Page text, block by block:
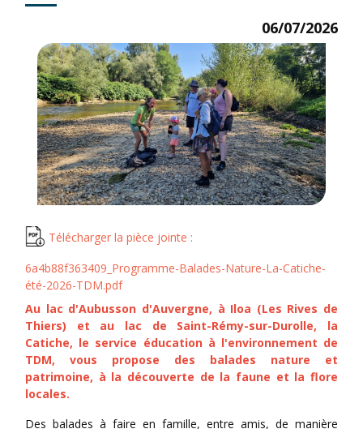
06/07/2026
Télécharger la pièce jointe :
6a4b88f363409_Programme-Balades-Nature-La-Catiche-
été-2026-TDM.pdf
Au lac d'Aubusson d'Auvergne, à Iloa (Les Rives de
Thiers) et au lac de Saint-Rémy-sur-Durolle, la
Catiche, le service éducation à l'environnement de
TDM, vous propose des balades nature et
patrimoine, à la découverte de la faune et la flore
locales.
Des balades à faire en famille, entre amis, de manière